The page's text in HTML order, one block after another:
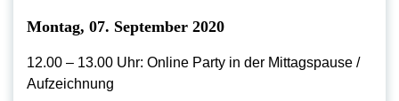
Montag, 07. September 2020
12.00 – 13.00 Uhr: Online Party in der Mittagspause /
Aufzeichnung